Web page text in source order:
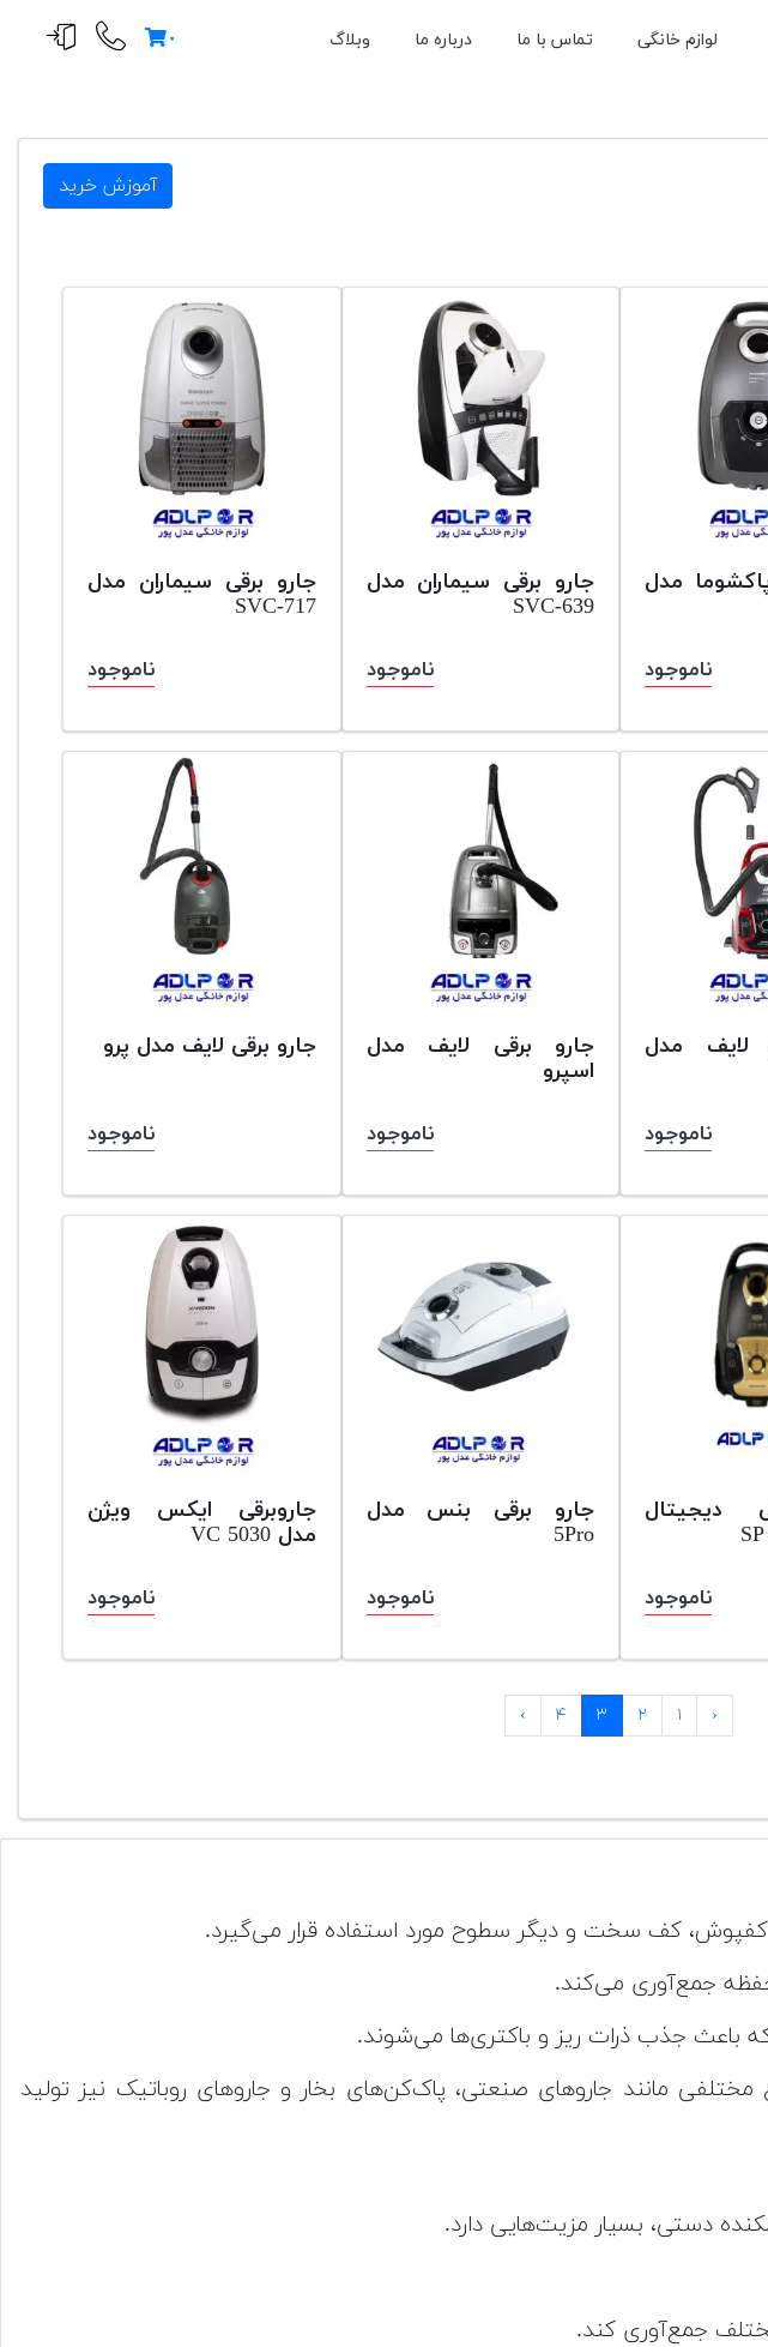
۰ لوازم خانگی تماس با ما درباره ما وبلاگ
آموزش خرید
مدل
ناموجود
جارو برقی سیماران مدل
SVC-639
ناموجود
جارو برقی سیماران مدل
SVC-717
ناموجود
لایف مدل
ناموجود
جارو برقی لایف مدل
اسپرو
ناموجود
جارو برقی لایف مدل پرو
ناموجود
دیجیتال
ناموجود
جارو برقی بنس مدل
5Pro
ناموجود
جاروبرقی ایکس ویژن
مدل VC 5030
ناموجود
‹ ۱ ۲ ۳ ۴ ›
کف سخت و دیگر سطوح مورد استفاده قرار می‌گیرد.
جمع‌آوری می‌کند.
مانند جاروهای صنعتی، پاک‌کن‌های بخار و جاروهای روباتیک نیز تولید
دستی، بسیار مزیت‌هایی دارد.
مختلف جمع‌آوری کند.